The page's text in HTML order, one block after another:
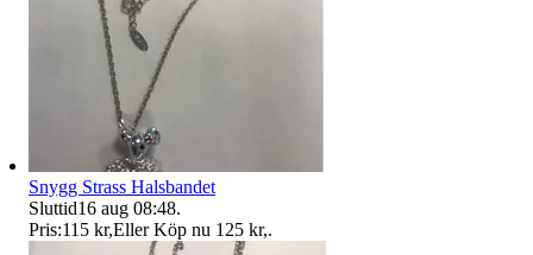
Snygg Strass Halsbandet
Sluttid16 aug 08:48.
Pris:115 kr,Eller Köp nu 125 kr,.